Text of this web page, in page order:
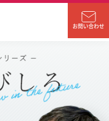
お問い合わせ